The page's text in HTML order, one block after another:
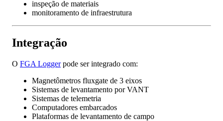
inspeção de materiais
monitoramento de infraestrutura
Integração
O FGA Loggerpode ser integrado com:
Magnetômetros fluxgate de 3 eixos
Sistemas de levantamento por VANT
Sistemas de telemetria
Computadores embarcados
Plataformas de levantamento de campo